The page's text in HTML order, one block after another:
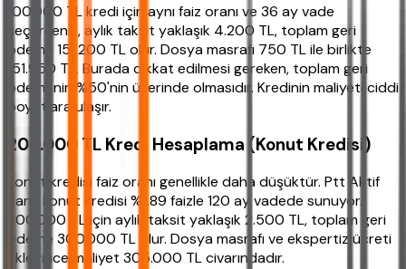
100.000 TL kredi için aynı faiz oranı ve 36 ay vade
seçerseniz, aylık taksit yaklaşık 4.200 TL, toplam geri
ödeme 151.200 TL olur. Dosya masrafı 750 TL ile birlikte
151.950 TL. Burada dikkat edilmesi gereken, toplam geri
ödemenin %50'nin üzerinde olmasıdır. Kredinin maliyeti ciddi
boyutlara ulaşır.
200.000 TL Kredi Hesaplama (Konut Kredisi)
Konut kredisi faiz oranı genellikle daha düşüktür. Ptt Aktif
Bank konut kredisi %1.89 faizle 120 ay vadede sunuyor.
200.000 TL için aylık taksit yaklaşık 2.500 TL, toplam geri
ödeme 300.000 TL olur. Dosya masrafı ve ekspertiz ücreti
ekleyince maliyet 305.000 TL civarındadır.